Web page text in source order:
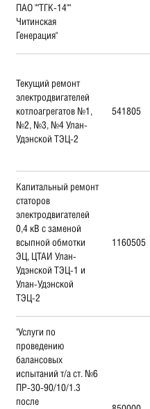
ПАО ""ТГК-14""
Читинская
Генерация"
Текущий ремонт
электродвигателей
котлоагрегатов №1,
№2, №3, №4 Улан-
Удэнской ТЭЦ-2
541805
Капитальный ремонт
статоров
электродвигателей
0,4 кВ с заменой
всыпной обмотки
ЭЦ, ЦТАИ Улан-
Удэнской ТЭЦ-1 и
Улан-Удэнской
ТЭЦ-2
1160505
"Услуги по
проведению
балансовых
испытаний т/а ст. №6
ПР-30-90/10/1.3
после